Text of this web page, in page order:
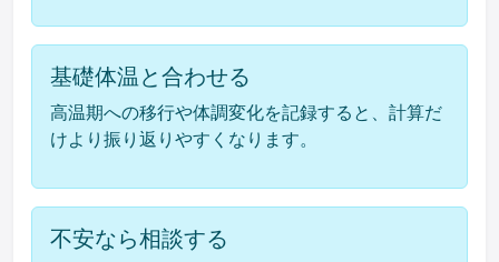
基礎体温と合わせる
高温期への移行や体調変化を記録すると、計算だ
けより振り返りやすくなります。
不安なら相談する